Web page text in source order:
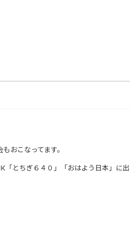
おこなってます。
とちぎ６４０」「おはよう日本」に